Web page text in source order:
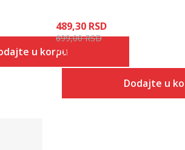
u korpu
489,30 RSD
699,00RSD
Popust
Dodajte u